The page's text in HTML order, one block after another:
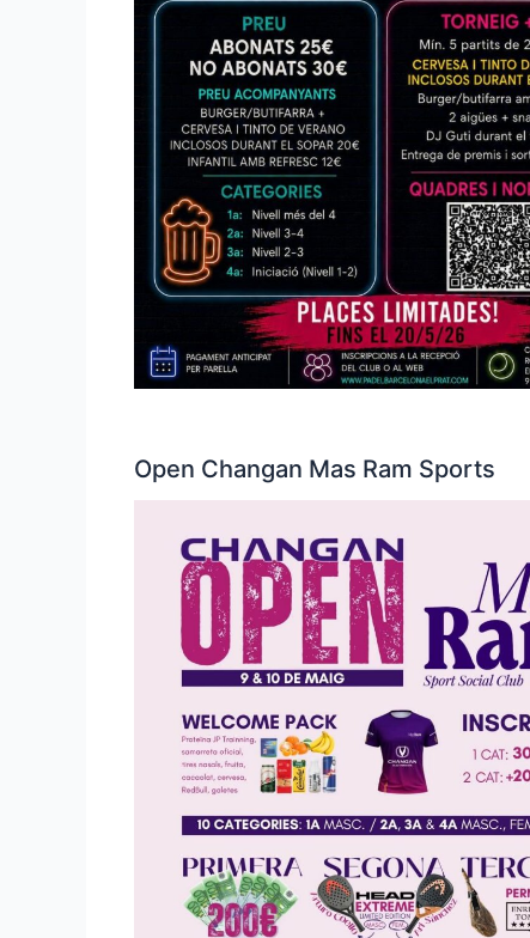
Open Changan Mas Ram Sports